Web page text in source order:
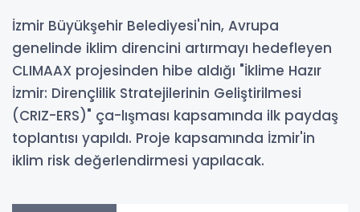
İzmir Büyükşehir Belediyesi'nin, Avrupa
genelinde iklim direncini artırmayı hedefleyen
CLIMAAX projesinden hibe aldığı "İklime Hazır
İzmir: Dirençlilik Stratejilerinin Geliştirilmesi
(CRIZ-ERS)" ça-lışması kapsamında ilk paydaş
toplantısı yapıldı. Proje kapsamında İzmir'in
iklim risk değerlendirmesi yapılacak.